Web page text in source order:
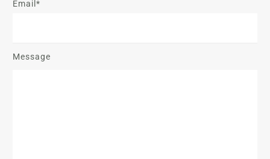
Email*
Message